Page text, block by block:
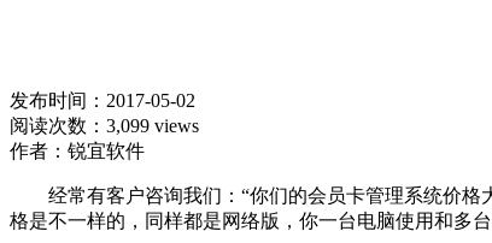
发布时间：2017-05-02
阅读次数：3,099 views
作者：锐宜软件
经常有客户咨询我们：“你们的会员卡管理系统价
格是不一样的，同样都是网络版，你一台电脑使用和多